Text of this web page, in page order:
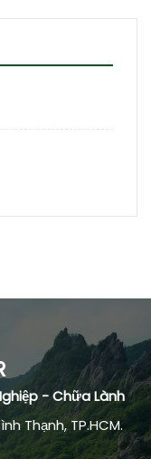
- Chữa Lành
Thạnh, TP.HCM.